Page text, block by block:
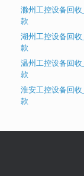
滁州工控设备回
款
湖州工控设备回
款
温州工控设备回
款
淮安工控设备回
款